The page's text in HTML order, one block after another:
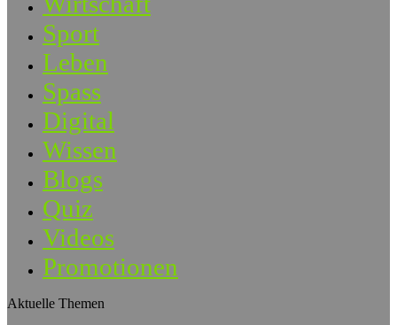
Sport
Leben
Spass
Digital
Wissen
Blogs
Quiz
Videos
Promotionen
Aktuelle Themen